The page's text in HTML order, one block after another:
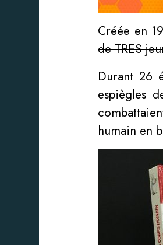
Créée en
de TRES
Durant 26
espiègles
humain en